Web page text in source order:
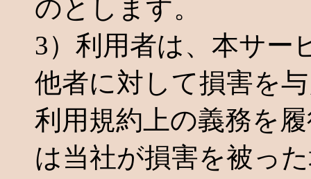
のとします。
3）利用者は、本サー
他者に対して損害を
利用規約上の義務を
は当社が損害を被っ